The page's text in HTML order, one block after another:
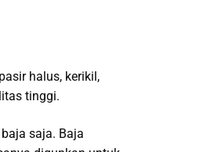
halus, kerikil,
tinggi.
saja. Baja